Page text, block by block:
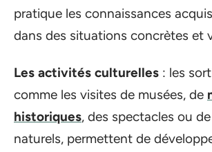
pratique les connaissances
dans des situations concrètes et
Les activités culturelles : les
comme les visites de musées, de
historiques, des spectacles ou
naturels, permettent de